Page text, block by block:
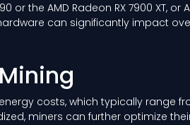
the AMD Radeon RX 7900 XT, or
can significantly impact
costs, which typically range
miners can further optimize